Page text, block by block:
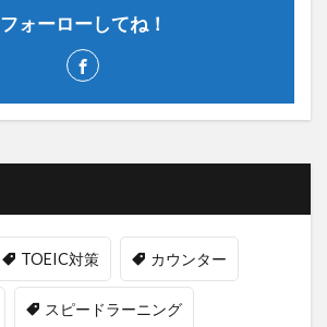
フォーローしてね！
TOEIC対策 カウンター
スピードラーニング